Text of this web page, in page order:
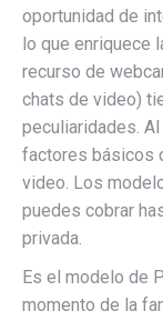
oportunidad de
lo que enriquece
recurso de
chats de video)
peculiaridades.
factores básicos
video. Los
puedes cobrar
privada.
Es el modelo de
momento de la